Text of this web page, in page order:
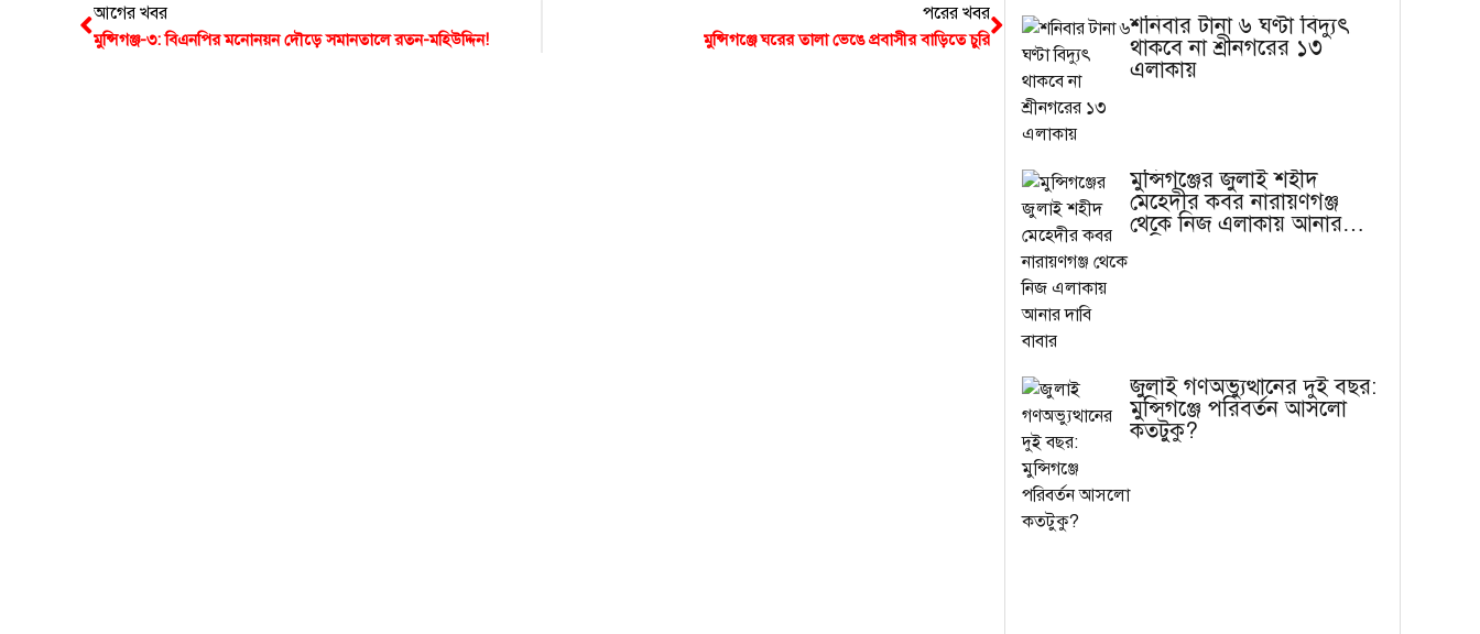
আগের খবর
মুন্সিগঞ্জ-৩: বিএনপির মনোনয়ন দৌড়ে সমানতালে রতন-মহিউদ্দিন!
পরের খবর
মুন্সিগঞ্জে ঘরের তালা ভেঙে প্রবাসীর বাড়িতে চুরি
শনিবার টানা ৬ ঘণ্টা বিদ্যুৎ
থাকবে না শ্রীনগরের ১৩
এলাকায়
মুন্সিগঞ্জের জুলাই শহীদ
মেহেদীর কবর নারায়ণগঞ্জ
থেকে নিজ এলাকায় আনার
জুলাই গণঅভ্যুত্থানের দুই বছর:
মুন্সিগঞ্জে পরিবর্তন আসলো
কতটুকু?